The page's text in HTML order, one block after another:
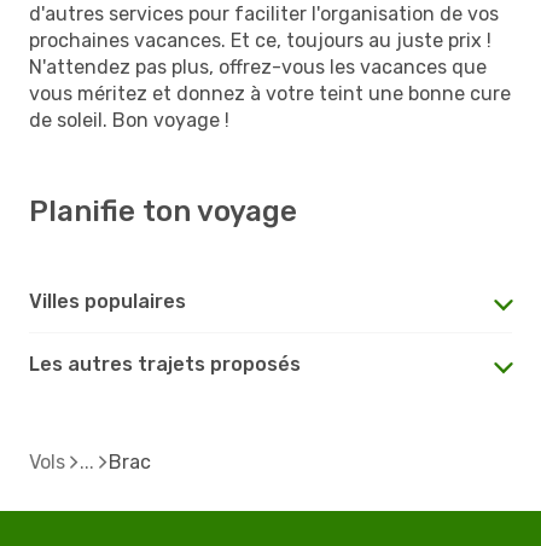
d'autres services pour faciliter l'organisation de vos
prochaines vacances. Et ce, toujours au juste prix !
N'attendez pas plus, offrez-vous les vacances que
vous méritez et donnez à votre teint une bonne cure
de soleil. Bon voyage !
Planifie ton voyage
Villes populaires
Les autres trajets proposés
Vols Brac